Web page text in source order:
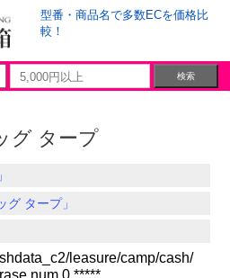
型番・商品名で多数ECを価格比
較！
グ タープ
タープ」
leasure/camp/cash/
num 0 *****